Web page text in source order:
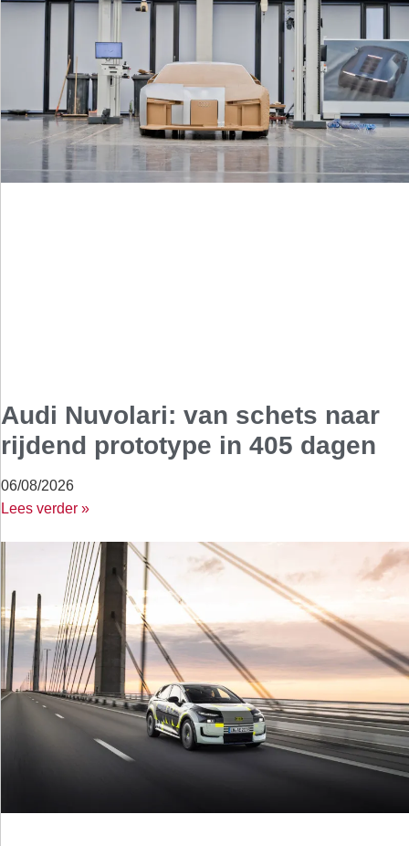
Audi Nuvolari: van schets naar
rijdend prototype in 405 dagen
06/08/2026
Lees verder »